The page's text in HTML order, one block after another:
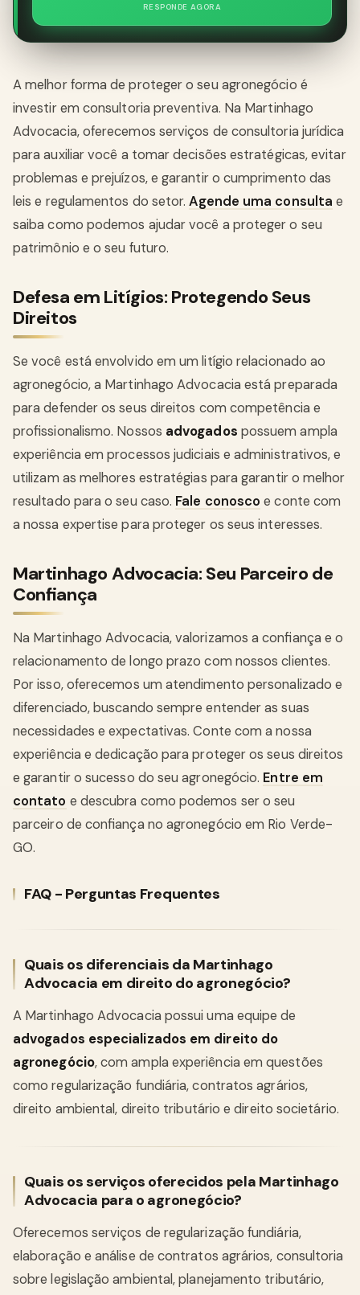
RESPONDE AGORA
A melhor forma de proteger o seu agronegócio é
investir em consultoria preventiva. Na Martinhago
Advocacia, oferecemos serviços de consultoria jurídica
para auxiliar você a tomar decisões estratégicas, evitar
problemas e prejuízos, e garantir o cumprimento das
leis e regulamentos do setor.Agende uma consulta e
saiba como podemos ajudar você a proteger o seu
patrimônio e o seu futuro.
Defesa em Litígios: Protegendo Seus
Direitos
Se você está envolvido em um litígio relacionado ao
agronegócio, a Martinhago Advocacia está preparada
para defender os seus direitos com competência e
profissionalismo. Nossos advogados possuem ampla
experiência em processos judiciais e administrativos, e
utilizam as melhores estratégias para garantir o melhor
resultado para o seu caso. Fale conosco e conte com
a nossa expertise para proteger os seus interesses.
Martinhago Advocacia: Seu Parceiro de
Confiança
Na Martinhago Advocacia, valorizamos a confiança e o
relacionamento de longo prazo com nossos clientes.
Por isso, oferecemos um atendimento personalizado e
diferenciado, buscando sempre entender as suas
necessidades e expectativas. Conte com a nossa
experiência e dedicação para proteger os seus direitos
e garantir o sucesso do seu agronegócio. Entre em
contato e descubra como podemos ser o seu
parceiro de confiança no agronegócio em Rio Verde-
GO.
FAQ - Perguntas Frequentes
Quais os diferenciais da Martinhago
Advocacia em direito do agronegócio?
A Martinhago Advocacia possui uma equipe de
advogados especializados em direito do
agronegócio, com ampla experiência em questões
como regularização fundiária, contratos agrários,
direito ambiental, direito tributário e direito societário.
Quais os serviços oferecidos pela Martinhago
Advocacia para o agronegócio?
Oferecemos serviços de regularização fundiária,
elaboração e análise de contratos agrários, consultoria
sobre legislação ambiental, planejamento tributário,